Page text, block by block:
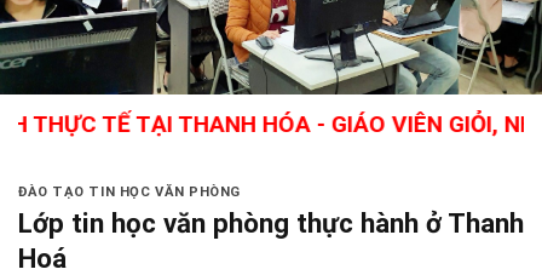
TẾ TẠI THANH HÓA - GIÁO VIÊN GIỎI, NHIỀU
ĐÀO TẠO TIN HỌC VĂN PHÒNG
Lớp tin học văn phòng thực hành ở Thanh
Hoá